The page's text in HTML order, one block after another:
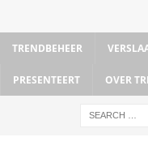
TRENDBEHEER
PRESENTEERT OVER